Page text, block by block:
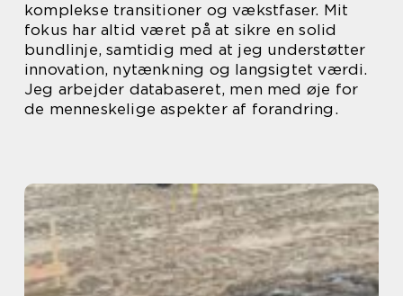
komplekse transitioner og vækstfaser. Mit
fokus har altid været på at sikre en solid
bundlinje, samtidig med at jeg understøtter
innovation, nytænkning og langsigtet værdi.
Jeg arbejder databaseret, men med øje for
de menneskelige aspekter af forandring.